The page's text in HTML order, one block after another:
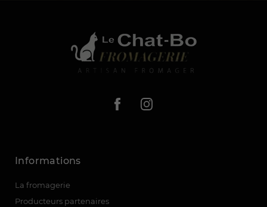
Informations
La fromagerie
Producteurs partenaires